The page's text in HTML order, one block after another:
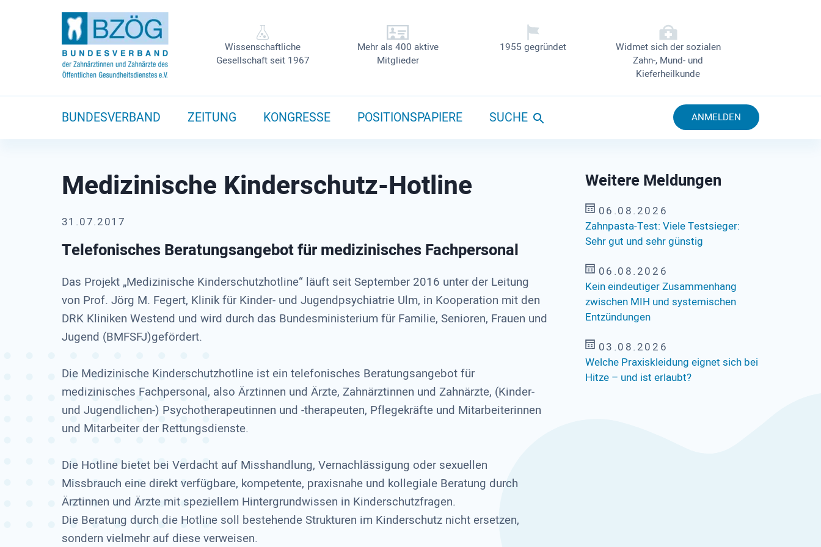
Wissenschaftliche
Gesellschaft seit 1967
Mehr als 400 aktive
Mitglieder
1955 gegründet
Widmet sich der sozialen
Zahn-, Mund- und
Kieferheilkunde
BUNDESVERBAND ZEITUNG KONGRESSE POSITIONSPAPIERE SUCHE ANMELDEN
Medizinische Kinderschutz-Hotline
31.07.2017
Telefonisches Beratungsangebot für medizinisches Fachpersonal
Das Projekt „Medizinische Kinderschutzhotline“ läuft seit September 2016 unter der Leitung
von Prof. Jörg M. Fegert, Klinik für Kinder- und Jugendpsychiatrie Ulm, in Kooperation mit den
DRK Kliniken Westend und wird durch das Bundesministerium für Familie, Senioren, Frauen und
Jugend (BMFSFJ)gefördert.
Die Medizinische Kinderschutzhotline ist ein telefonisches Beratungsangebot für
medizinisches Fachpersonal, also Ärztinnen und Ärzte, Zahnärztinnen und Zahnärzte, (Kinder-
und Jugendlichen-) Psychotherapeutinnen und -therapeuten, Pflegekräfte und Mitarbeiterinnen
und Mitarbeiter der Rettungsdienste.
Die Hotline bietet bei Verdacht auf Misshandlung, Vernachlässigung oder sexuellen
Missbrauch eine direkt verfügbare, kompetente, praxisnahe und kollegiale Beratung durch
Ärztinnen und Ärzte mit speziellem Hintergrundwissen in Kinderschutzfragen.
Die Beratung durch die Hotline soll bestehende Strukturen im Kinderschutz nicht ersetzen,
sondern vielmehr auf diese verweisen.
Weitere Meldungen
06.08.2026
Zahnpasta-Test: Viele Testsieger:
Sehr gut und sehr günstig
06.08.2026
Kein eindeutiger Zusammenhang
zwischen MIH und systemischen
Entzündungen
03.08.2026
Welche Praxiskleidung eignet sich bei
Hitze – und ist erlaubt?